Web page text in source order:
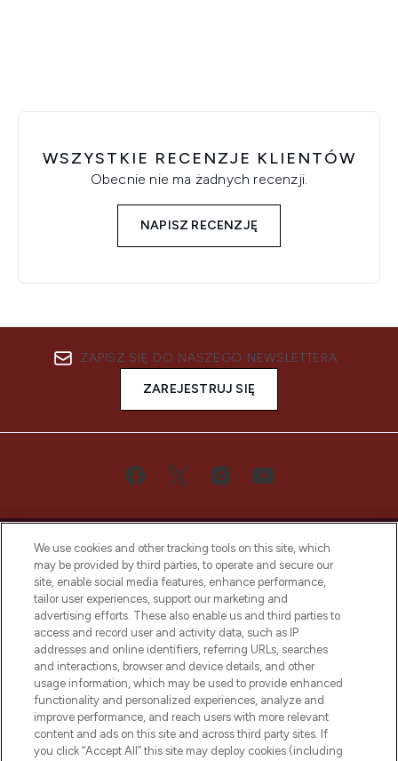
WSZYSTKIE RECENZJE KLIENTÓW
Obecnie nie ma żadnych recenzji.
NAPISZ RECENZJĘ
ZAPISZ SIĘ DO NASZEGO NEWSLETTERA
ZAREJESTRUJ SIĘ
Bądź pierwszą osobą, która dowie się o
najnowszych produktach, od niszowych i
uznanych marek, sezonowych trendach i
otrzyma ekskluzywne artykuły redakcyjne
z Sunday Supplement.
Zgoda na pliki cookie
Do Not Sell or Share My Personal
Information
We use cookies and other tracking tools on this site, which
may be provided by third parties, to operate and secure our
site, enable social media features, enhance performance,
tailor user experiences, support our marketing and
advertising efforts. These also enable us and third parties to
access and record user and activity data, such as IP
addresses and online identifiers, referring URLs, searches
and interactions, browser and device details, and other
usage information, which may be used to provide enhanced
functionality and personalized experiences, analyze and
improve performance, and reach users with more relevant
content and ads on this site and across third party sites. If
you click “Accept All” this site may deploy cookies (including